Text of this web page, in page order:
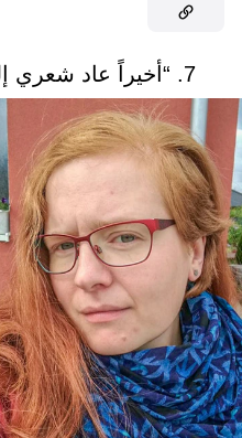
7. “أخيراً عاد شعري إلى النتيجة التي أريدها”